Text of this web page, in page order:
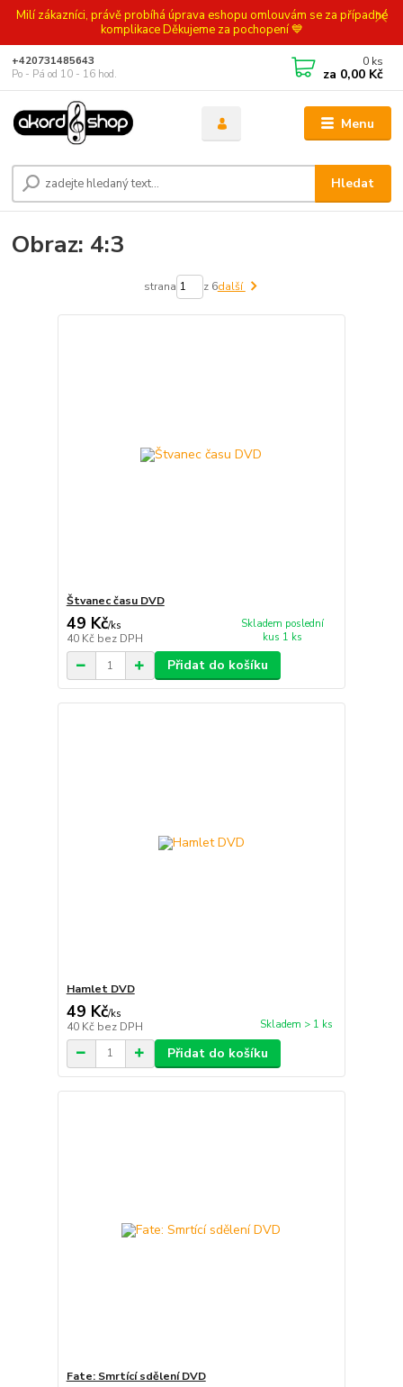
Milí zákazníci, právě probíhá úprava eshopu omlouvám se za případné
komplikace Děkujeme za pochopení 💙
Menu
Hledat
+420731485643
Po - Pá od 10 - 16 hod.
0 ks
za 0,00 Kč
Obraz: 4:3
strana z 6další
Štvanec času DVD
49 Kč/ks
40 Kč bez DPH
Skladem poslední
kus 1 ks
Přidat do košíku
Hamlet DVD
49 Kč/ks
40 Kč bez DPH Skladem > 1 ks
Přidat do košíku
Fate: Smrtící sdělení DVD